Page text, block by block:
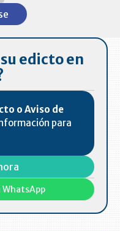
edicto en
o Aviso de
para